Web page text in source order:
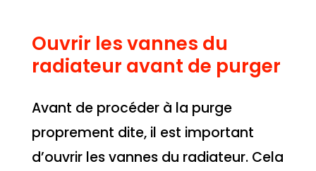
Ouvrir les vannes du
radiateur avant de purger
Avant de procéder à la purge
proprement dite, il est important
d’ouvrir les vannes du radiateur. Cela